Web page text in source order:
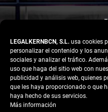
LEGALKERNBCN, S.L. usa cookies
personalizar el contenido y los
sociales y analizar el tráfico.
uso que haga del sitio web con
publicidad y análisis web, quienes
que les haya proporcionado o que
haya hecho de sus servicios.
Más información
LinkedIn
Instagram